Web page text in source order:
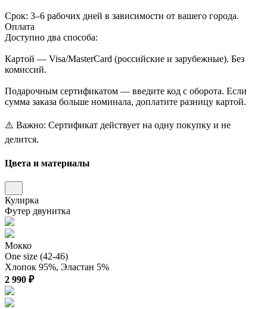
Срок: 3–6 рабочих дней в зависимости от вашего города.
Оплата
Доступно два способа:
Картой — Visa/MasterCard (российские и зарубежные). Без
комиссий.
Подарочным сертификатом — введите код с оборота. Если
сумма заказа больше номинала, доплатите разницу картой.
⚠️ Важно: Сертификат действует на одну покупку и не
делится.
Цвета и материалы
Кулирка
Футер двунитка
Мокко
One size (42-46)
Хлопок 95%, Эластан 5%
2 990 ₽